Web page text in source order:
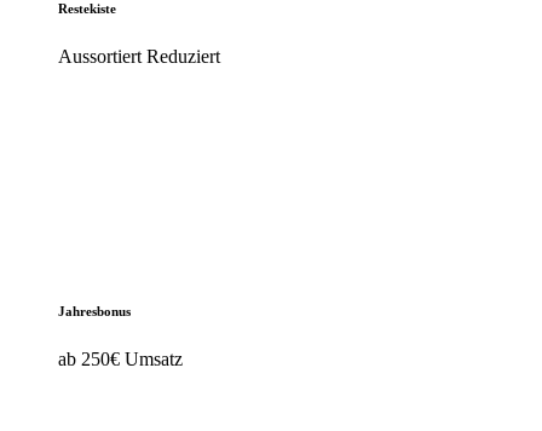
Restekiste
Aussortiert Reduziert
Jahresbonus
ab 250€ Umsatz